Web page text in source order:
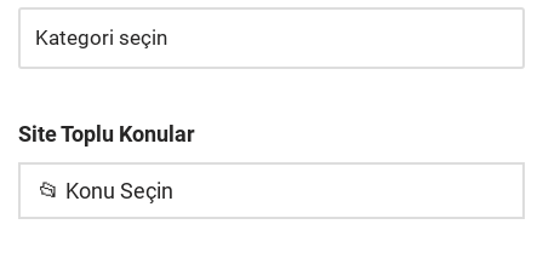
Site Toplu Konular
📂 Konu Seçin